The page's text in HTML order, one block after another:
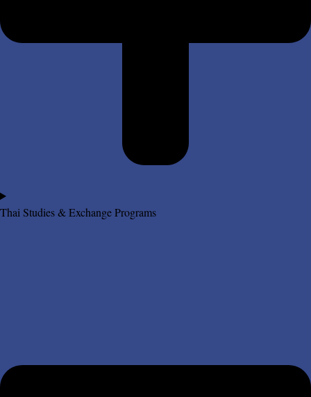
Thai Studies & Exchange Programs​